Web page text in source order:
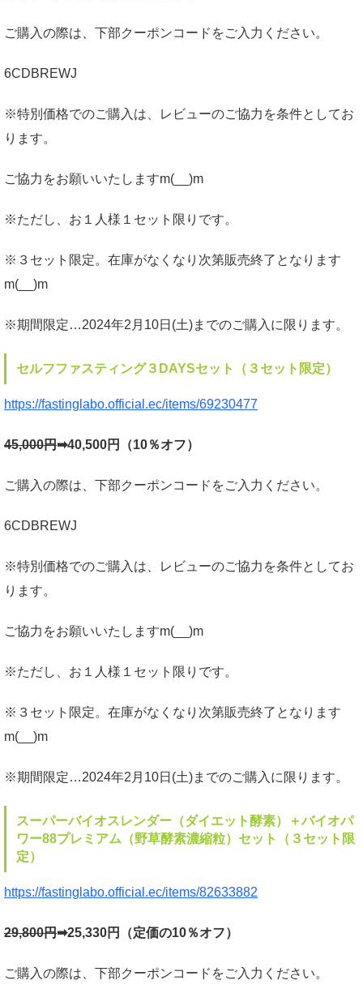
ご購入の際は、下部クーポンコードをご入力ください。
6CDBREWJ
※特別価格でのご購入は、レビューのご協力を条件としてお
ります。
ご協力をお願いいたしますm(__)m
※ただし、お１人様１セット限りです。
※３セット限定。在庫がなくなり次第販売終了となります
m(__)m
※期間限定…2024年2月10日(土)までのご購入に限ります。
セルフファスティング３DAYSセット（３セット限定）
https://fastinglabo.official.ec/items/69230477
45,000円➡40,500円（10％オフ）
ご購入の際は、下部クーポンコードをご入力ください。
6CDBREWJ
※特別価格でのご購入は、レビューのご協力を条件としてお
ります。
ご協力をお願いいたしますm(__)m
※ただし、お１人様１セット限りです。
※３セット限定。在庫がなくなり次第販売終了となります
m(__)m
※期間限定…2024年2月10日(土)までのご購入に限ります。
スーパーバイオスレンダー（ダイエット酵素）＋バイオパ
ワー88プレミアム（野草酵素濃縮粒）セット（３セット限
定）
https://fastinglabo.official.ec/items/82633882
29,800円➡25,330円（定価の10％オフ）
ご購入の際は、下部クーポンコードをご入力ください。